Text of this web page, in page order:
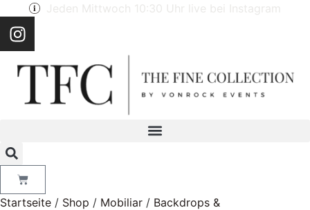
Jeden Mittwoch 10:30 Uhr live bei Instagram
Startseite / Shop / Mobiliar / Backdrops &